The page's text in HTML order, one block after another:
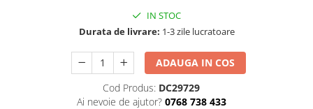
Hrana Umeda
Hrana Uscata
IN STOC
Durata de livrare: 1-3 zile lucratoare
ADAUGA IN COS
Cod Produs: DC29729
Ai nevoie de ajutor? 0768 738 433